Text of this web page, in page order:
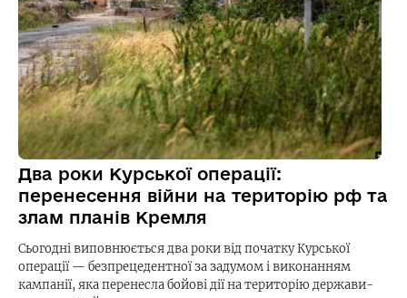
Два роки Курської операції:
перенесення війни на територію рф та
злам планів Кремля
Сьогодні виповнюється два роки від початку Курської
операції — безпрецедентної за задумом і виконанням
кампанії, яка перенесла бойові дії на територію держави-